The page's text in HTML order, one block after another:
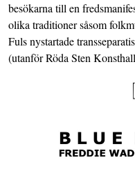
besökarna till en
olika traditioner såsom
Fuls nystartade
(utanför Röda Sten